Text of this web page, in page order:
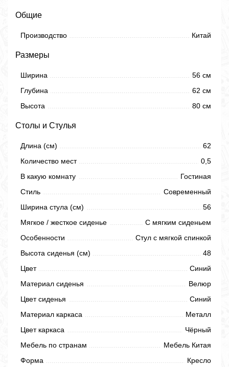
Общие
Производство Китай
Размеры
Ширина
56 см
Глубина
62 см
Высота
80 см
Столы и Стулья
Длина (см)
62
Количество мест
0,5
В какую комнату
Гостиная
Стиль
Современный
Ширина стула (см)
56
Мягкое / жесткое сиденье
С мягким сиденьем
Особенности
Стул с мягкой спинкой
Высота сиденья (см)
48
Цвет
Синий
Материал сиденья
Велюр
Цвет сиденья
Синий
Материал каркаса
Металл
Цвет каркаса
Чёрный
Мебель по странам
Мебель Китая
Форма
Кресло